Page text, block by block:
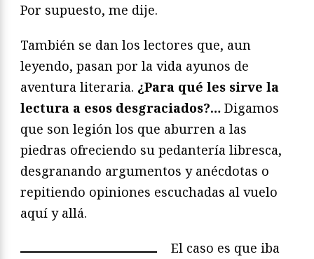
Por supuesto, me dije.
También se dan los lectores que, aun
leyendo, pasan por la vida ayunos de
aventura literaria. ¿Para qué les sirve la
lectura a esos desgraciados?… Digamos
que son legión los que aburren a las
piedras ofreciendo su pedantería libresca,
desgranando argumentos y anécdotas o
repitiendo opiniones escuchadas al vuelo
aquí y allá.
El caso es que iba